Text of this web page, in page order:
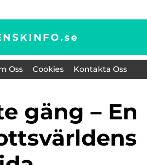
se
Oss Cookies Kontakta Oss